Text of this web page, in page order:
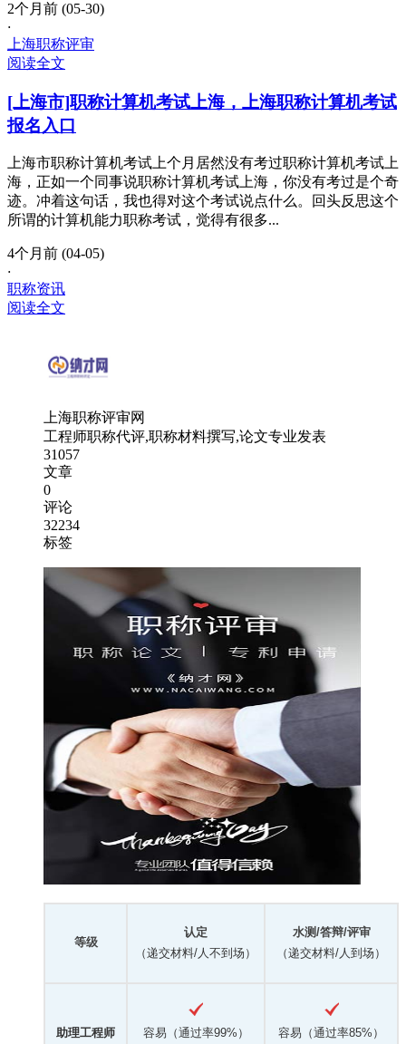
2个月前 (05-30)
·
上海职称评审
阅读全文
[上海市]职称计算机考试上海，上海职称计算机考试
报名入口
上海市职称计算机考试上个月居然没有考过职称计算机考试上
海，正如一个同事说职称计算机考试上海，你没有考过是个奇
迹。冲着这句话，我也得对这个考试说点什么。回头反思这个
所谓的计算机能力职称考试，觉得有很多...
4个月前 (04-05)
·
职称资讯
阅读全文
上海职称评审网
工程师职称代评,职称材料撰写,论文专业发表
31057
文章
0
评论
32234
标签
等级
认定
（递交材料/人不到场）
水测/答辩/评审
（递交材料/人到场）
助理工程师 容易（通过率99%） 容易（通过率85%）